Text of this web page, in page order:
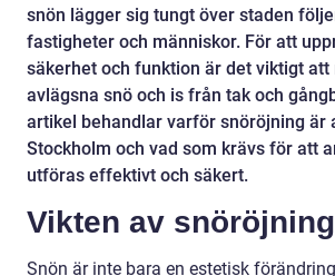
snön lägger sig tungt över staden
fastigheter och människor. För att
säkerhet och funktion är det viktigt att
avlägsna snö och is från tak och
artikel behandlar varför snöröjning är
Stockholm och vad som krävs för att
utföras effektivt och säkert.
Vikten av snöröjning
Snön är inte bara en estetisk